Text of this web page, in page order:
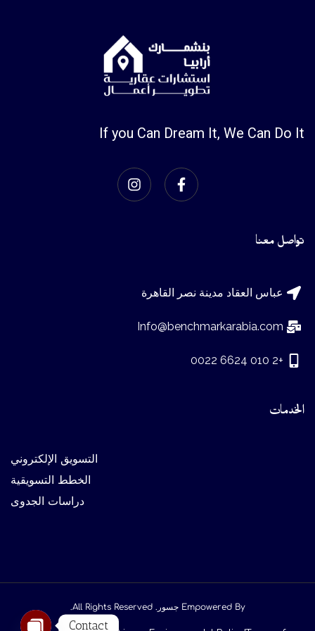
If you Can Dream It, We Can Do It
تواصل معنا
عباس العقاد مدينة نصر القاهرة
Info@benchmarkarabia.com
+2 010 6624 0022
الخدمات
التسويق الإلكتروني
الخطط التسويقية
دراسات الجدوى
Empowered By جسور . All Rights Reserved.
Contact